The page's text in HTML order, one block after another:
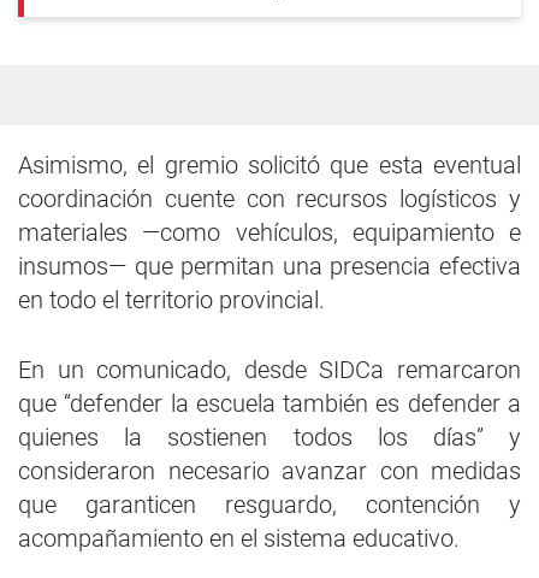
Asimismo, el gremio solicitó que esta eventual
coordinación cuente con recursos logísticos y
materiales —como vehículos, equipamiento e
insumos— que permitan una presencia efectiva
en todo el territorio provincial.
En un comunicado, desde SIDCa remarcaron
que “defender la escuela también es defender a
quienes la sostienen todos los días” y
consideraron necesario avanzar con medidas
que garanticen resguardo, contención y
acompañamiento en el sistema educativo.